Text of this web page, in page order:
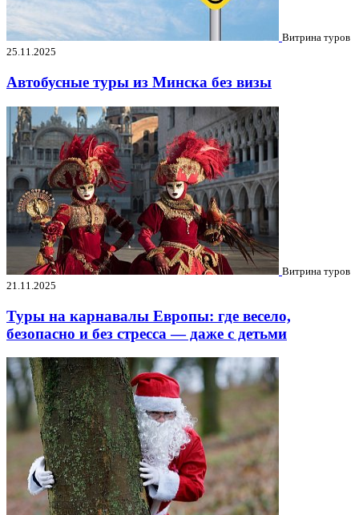
Витрина туров
25.11.2025
Автобусные туры из Минска без визы
Витрина туров
21.11.2025
Туры на карнавалы Европы: где весело,
безопасно и без стресса — даже с детьми